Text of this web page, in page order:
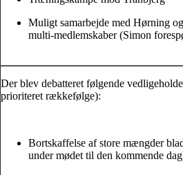
Muligt samarbejde med Hørning
multi-medlemskaber (Simon
Der blev debatteret følgende
prioriteret rækkefølge):
Bortskaffelse af store mængder
under mødet til den kommende